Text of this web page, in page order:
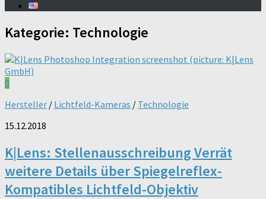
Kategorie: Technologie
0
Hersteller / Lichtfeld-Kameras / Technologie
15.12.2018
K|Lens: Stellenausschreibung Verrät
weitere Details über Spiegelreflex-
Kompatibles Lichtfeld-Objektiv